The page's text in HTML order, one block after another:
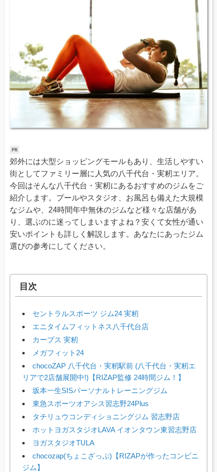
郊外には大型ショッピングモールもあり、生活しやすい
街としてファミリー層に人気の八千代台・実籾エリア。
今回はそんな八千代台・実籾にあるおすすめのジムをご
紹介します。プールやスタジオ、お風呂も備えた大規模
なジムや、24時間年中無休のジムなど様々な店舗があ
り、選ぶのに迷ってしまいますよね？安くて女性が通い
安いポイントも詳しく解説します。あなたにあったジム
選びの参考にしてください。
目次
セントラルスポーツ ジム24 実籾
エニタイムフィットネス八千代台店
カーブス 実籾
メガフィット24
chocoZAP 八千代台・実籾駅前 (八千代台・実籾エ
リアで2店舗展開中!)【RIZAP監修 24時間ジム！】
坂本一生SISパーソナルトレーニングジム
東急スポーツオアシス習志野24Plus
タチリュウコンディショニングジム 習志野店
ホットヨガスタジオLAVA イオンタウン東習志野店
ヨガスタジオTULA
chocozap(ちょこざっぷ)【RIZAPが作ったコンビニ
ジム】